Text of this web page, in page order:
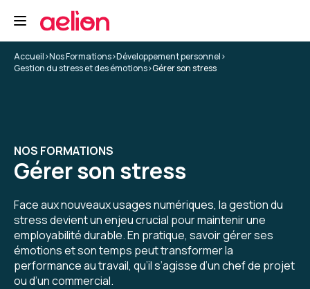
Accueil>Nos Formations>Développement personnel>
Gestion du stress et des émotions>Gérer son stress
NOS FORMATIONS
Gérer son stress
Face aux nouveaux usages numériques, la gestion du
stress devient un enjeu crucial pour maintenir une
employabilité durable. En pratique, savoir gérer ses
émotions et son temps peut transformer la
performance au travail, qu’il s’agisse d’un chef de projet
ou d’un commercial.